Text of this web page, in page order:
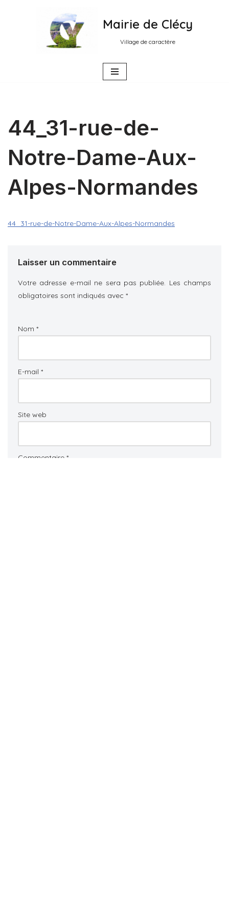
Mairie de Clécy
Village de caractère
44_31-rue-de-
Notre-Dame-Aux-
Alpes-Normandes
44_31-rue-de-Notre-Dame-Aux-Alpes-Normandes
Laisser un commentaire
Votre adresse e-mail ne sera pas publiée. Les champs
obligatoires sont indiqués avec *
Nom *
E-mail *
Site web
Commentaire *